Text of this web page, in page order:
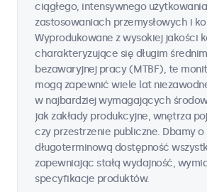
ciągłego, intensywnego
zastosowaniach przemysłowych i
Wyprodukowane z wysokiej jakości
charakteryzujące się długim
bezawaryjnej pracy (MTBF), te
mogą zapewnić wiele lat
w najbardziej wymagających
jak zakłady produkcyjne, wnętrza
czy przestrzenie publiczne. Dbamy o
długoterminową dostępność
zapewniając stałą wydajność,
specyfikacje produktów.